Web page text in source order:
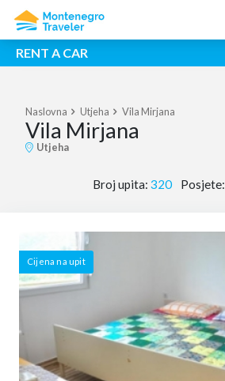
RENT A CAR
Naslovna Utjeha Vila Mirjana
Vila Mirjana
Utjeha
Broj upita: 320 Posjete:
Cijena na upit